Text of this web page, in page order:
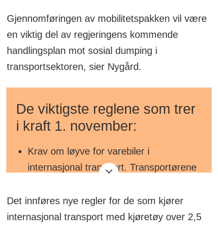
Gjennomføringen av mobilitetspakken vil være
en viktig del av regjeringens kommende
handlingsplan mot sosial dumping i
transportsektoren, sier Nygård.
De viktigste reglene som trer
i kraft 1. november:
Krav om løyve for varebiler i
internasjonal transport. Transportørene
økonomi og fagkompetanse.
Kabotasjereglene vil gjelde for
Det innføres nye regler for de som kjører
internasjonal transport med kjøretøy over 2,5